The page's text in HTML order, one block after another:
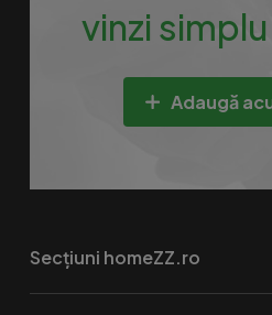
vinzi
Adaugă
Secțiuni homeZZ.ro